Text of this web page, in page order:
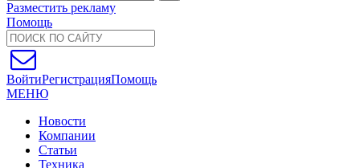
Разместить рекламу
Помощь
ВойтиРегистрацияПомощь
МЕНЮ
Новости
Компании
Статьи
Техника